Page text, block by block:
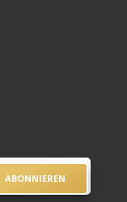
ABONNIEREN